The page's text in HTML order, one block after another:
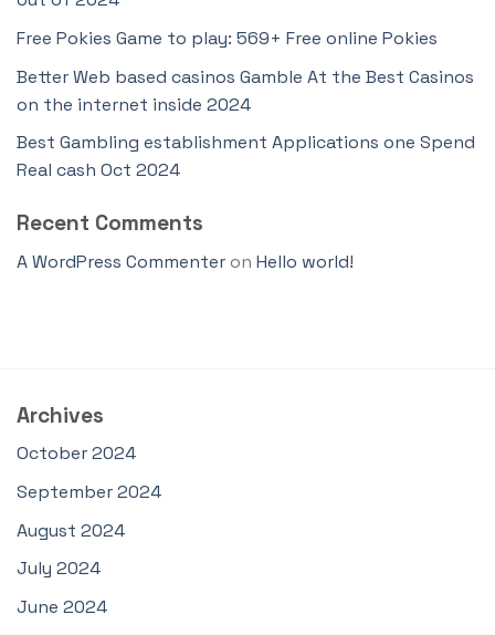
Free Pokies Game to play: 569+ Free online Pokies
Better Web based casinos Gamble At the Best Casinos
on the internet inside 2024
Best Gambling establishment Applications one Spend
Real cash Oct 2024
Recent Comments
A WordPress Commenteron Hello world!
Archives
October 2024
September 2024
August 2024
July 2024
June 2024